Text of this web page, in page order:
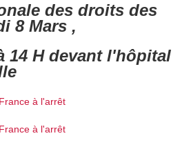
des droits des
8 Mars ,
14 H devant l'hôpital